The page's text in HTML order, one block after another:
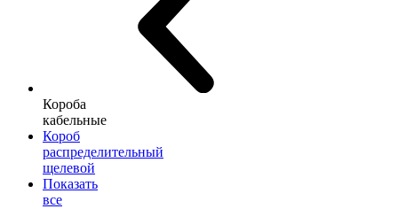
Короба
кабельные
Короб
распределительный
щелевой
Показать
все